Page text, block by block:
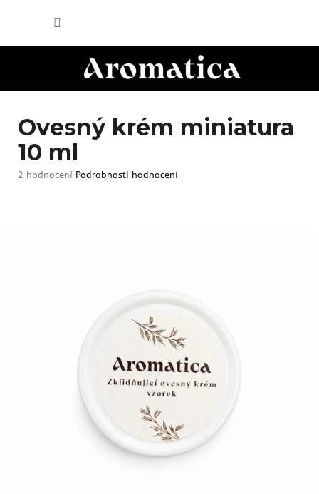
Ovesný krém miniatura
10 ml
Průměrné
2 hodnocení Podrobnosti hodnocení